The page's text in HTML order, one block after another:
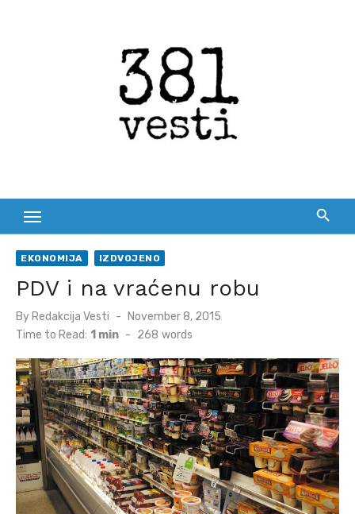
EKONOMIJA IZDVOJENO
PDV i na vraćenu robu
By Redakcija Vesti
Posted
on
November 8, 2015
Time to Read: 1 min - 268 words